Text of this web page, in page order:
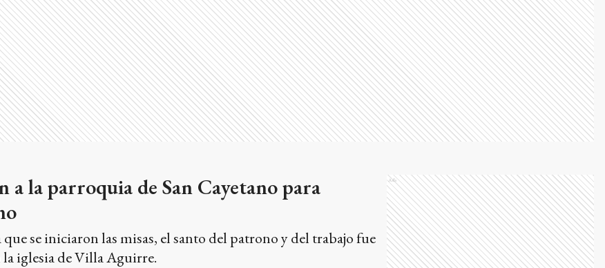
a la parroquia de San Cayetano para
que se iniciaron las misas, el santo del patrono y del trabajo fue
iglesia de Villa Aguirre.
Ads